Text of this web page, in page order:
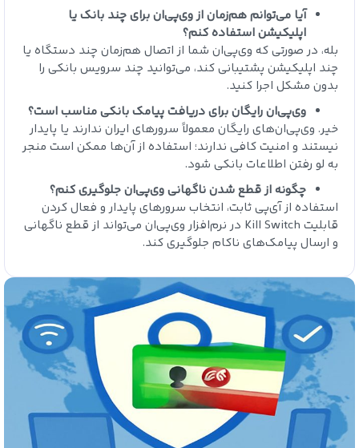
آیا می‌توانم هم‌زمان از وی‌پی‌ان برای چند بانک یا
اپلیکیشن استفاده کنم؟
بله، در صورتی که وی‌پی‌ان شما از اتصال هم‌زمان چند دستگاه یا
چند اپلیکیشن پشتیبانی کند، می‌توانید چند سرویس بانکی را
بدون مشکل اجرا کنید.
وی‌پی‌ان رایگان برای دریافت پیامک بانکی مناسب است؟
خیر. وی‌پی‌ان‌های رایگان معمولاً سرورهای ایران ندارند یا پایدار
نیستند و امنیت کافی ندارند؛ استفاده از آن‌ها ممکن است منجر
به لو رفتن اطلاعات بانکی شود.
چگونه از قطع شدن ناگهانی وی‌پی‌ان جلوگیری کنم؟
استفاده از آی‌پی ثابت، انتخاب سرورهای پایدار و فعال کردن
قابلیت Kill Switch در نرم‌افزار وی‌پی‌ان می‌تواند از قطع ناگهانی
و ارسال پیامک‌های ناکام جلوگیری کند.